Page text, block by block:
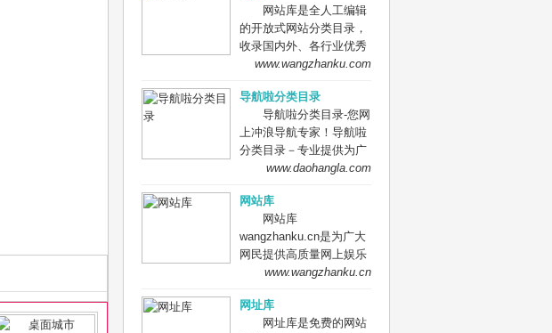
网站库是全人工编辑
的开放式网站分类目录，
收录国内外、各行业优秀
网站，旨在为用户提供更
索、优秀网站参考、网站
推广服务、网站黄页、网
上娱乐冲浪导航网站。
www.wangzhanku.com
导航啦分类目录
导航啦分类目录-您网
上冲浪导航专家！导航啦
分类目录－专业提供为广
大站长收录的开放式网站
外、各行业优秀正规网站,
全人工编辑收录，为百
度、谷歌、有道、搜狗、
必应等搜索引擎提供索引
参考, 同时也是站长推广
台。
www.daohangla.com
网站库
网站库
wangzhanku.cn是为广大
网民提供高质量网上娱乐
冲浪导航网站，汇聚众多
等网站让广大网民轻松畅
游互联网，同时面向广大
www.wangzhanku.cn
网址库
网址库是免费的网站